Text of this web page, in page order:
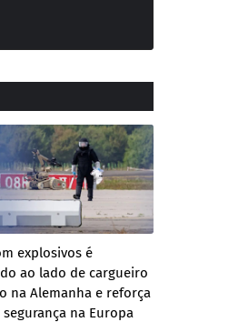
explosivos é
ao lado de cargueiro
na Alemanha e reforça
na Europa